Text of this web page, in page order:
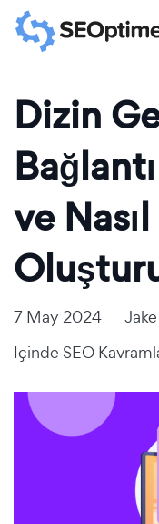
Dizin
ve Nasıl
7 May 2024
Içinde SEO